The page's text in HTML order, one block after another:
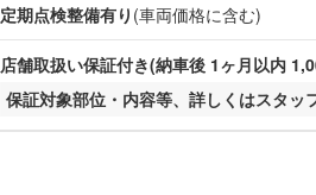
定期点検整備有り (車両価格に含む)
店舗取扱い保証付き(納車後 1ヶ月以内
保証対象部位・内容等、詳しくはスタッ